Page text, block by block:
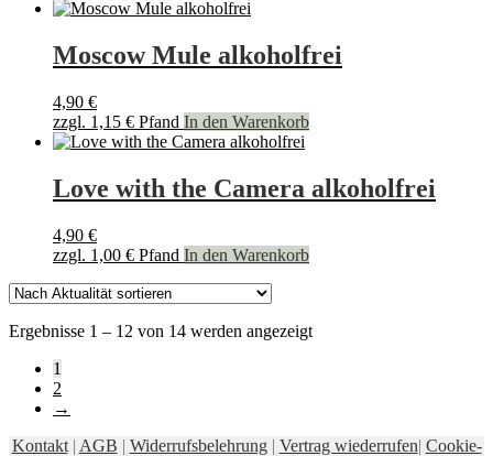
Moscow Mule alkoholfrei
4,90 €
zzgl. 1,15 € Pfand In den Warenkorb
Love with the Camera alkoholfrei
4,90 €
zzgl. 1,00 € Pfand In den Warenkorb
Ergebnisse 1 – 12 von 14 werden angezeigtNach
1
2
→
Kontakt| AGB | Widerrufsbelehrung| Vertrag wiederrufen| Cookie-